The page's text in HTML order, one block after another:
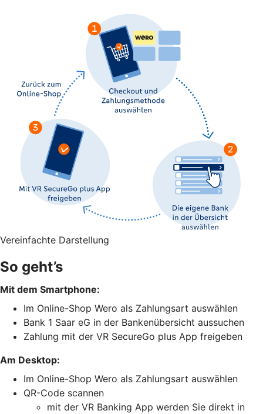
Vereinfachte Darstellung
So geht’s
Mit dem Smartphone:
Im Online-Shop Wero als Zahlungsart auswählen
Bank 1 Saar eG in der Bankenübersicht aussuchen
Zahlung mit der VR SecureGo plus App freigeben
Am Desktop:
Im Online-Shop Wero als Zahlungsart auswählen
QR-Code scannen
mit der VR Banking App werden Sie direkt in